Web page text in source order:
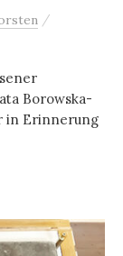
/
Borowska-
in Erinnerung